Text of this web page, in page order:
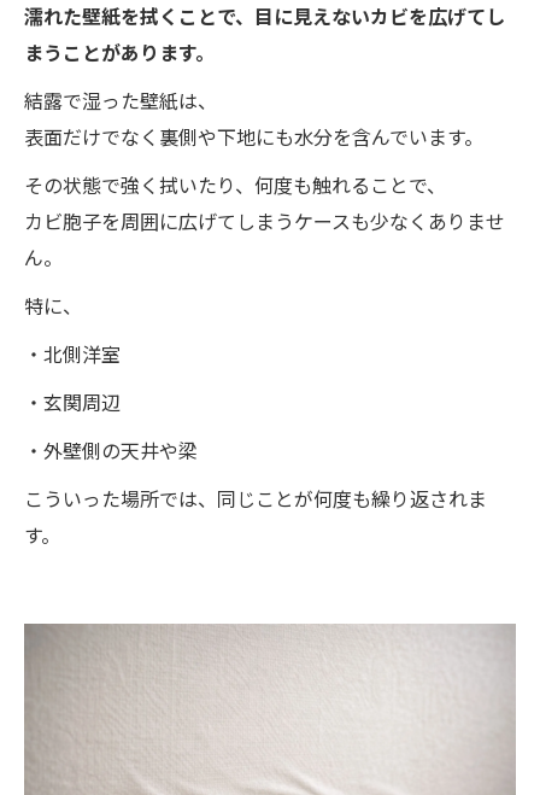
濡れた壁紙を拭くことで、目に見えないカビを広げてし
まうことがあります。
結露で湿った壁紙は、
表面だけでなく裏側や下地にも水分を含んでいます。
その状態で強く拭いたり、何度も触れることで、
カビ胞子を周囲に広げてしまうケースも少なくありませ
ん。
特に、
・北側洋室
・玄関周辺
・外壁側の天井や梁
こういった場所では、同じことが何度も繰り返されま
す。